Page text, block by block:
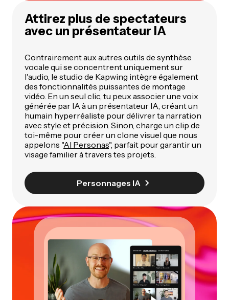
Attirez plus de spectateurs
avec un présentateur IA
Contrairement aux autres outils de synthèse
vocale qui se concentrent uniquement sur
l'audio, le studio de Kapwing intègre également
des fonctionnalités puissantes de montage
vidéo. En un seul clic, tu peux associer une voix
générée par IA à un présentateur IA, créant un
humain hyperréaliste pour délivrer ta narration
avec style et précision. Sinon, charge un clip de
toi-même pour créer un clone visuel que nous
appelons "AI Personas", parfait pour garantir un
visage familier à travers tes projets.
Personnages IA